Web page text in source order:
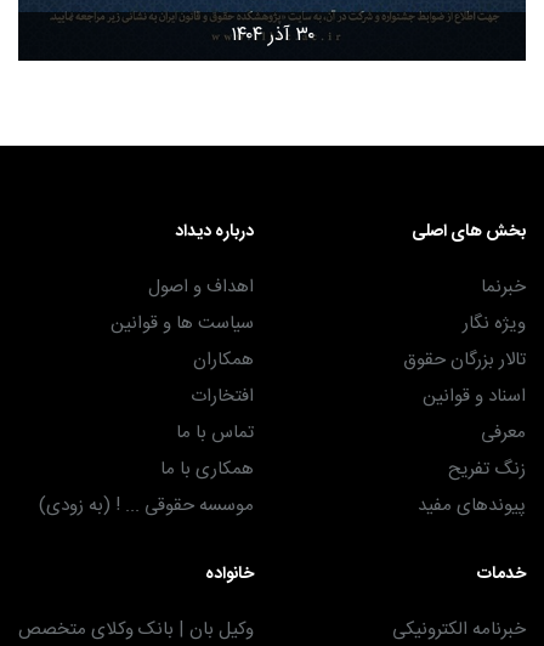
۳۰ آذر ۱۴۰۴
بخش های اصلی
خبرنما
ویژه نگار
تالار بزرگان حقوق
اسناد و قوانین
معرفی
زنگ تفریح
پیوندهای مفید
درباره دیداد
اهداف و اصول
سیاست ها و قوانین
همکاران
افتخارات
تماس با ما
همکاری با ما
موسسه حقوقی ... ! (به زودی)
خدمات
خبرنامه الکترونیکی
خانواده
وکیل بان | بانک وکلای متخصص